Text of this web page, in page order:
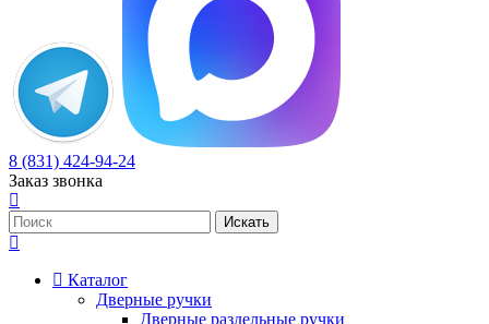
8 (831) 424-94-24
Заказ звонка
Каталог
Дверные ручки
Дверные раздельные ручки